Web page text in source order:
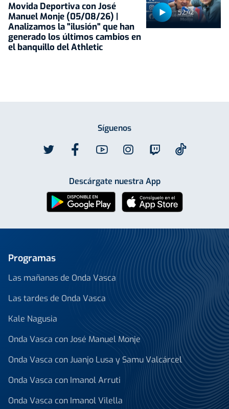
52:42
Movida Deportiva con José
Manuel Monje (05/08/26) |
Analizamos la "ilusión" que han
generado los últimos cambios en
el banquillo del Athletic
Síguenos
Descárgate nuestra App
Programas
Las mañanas de Onda Vasca
Las tardes de Onda Vasca
Kale Nagusia
Onda Vasca con José Manuel Monje
Onda Vasca con Juanjo Lusa y Samu Valcárcel
Onda Vasca con Imanol Arruti
Onda Vasca con Imanol Vilella